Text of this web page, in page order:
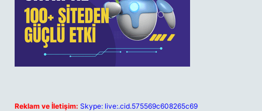
Reklam ve İletişim: Skype: live:.cid.575569c608265c69